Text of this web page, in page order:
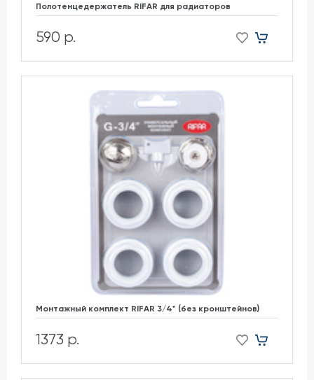
Полотенцедержатель RIFAR для радиаторов
590 р.
Монтажный комплект RIFAR 3/4" (без кронштейнов)
1373 р.